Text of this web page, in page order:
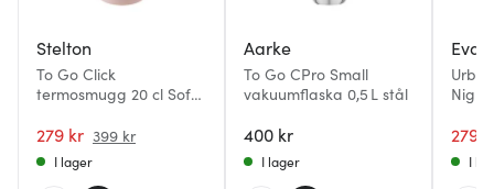
Stelton
To Go Click
termosmugg 20 cl Soft
279 kr 399 kr
I lager
Aarke
To Go CPro Small
vakuumflaska 0,5 L stål
400 kr
I lager
Eva
Night
279
I